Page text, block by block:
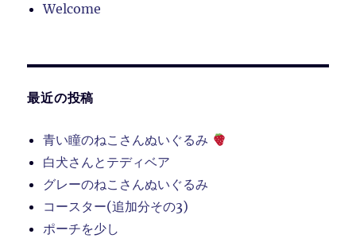
Welcome
最近の投稿
青い瞳のねこさんぬいぐるみ
白犬さんとテディベア
グレーのねこさんぬいぐるみ
コースター(追加分その3)
ポーチを少し